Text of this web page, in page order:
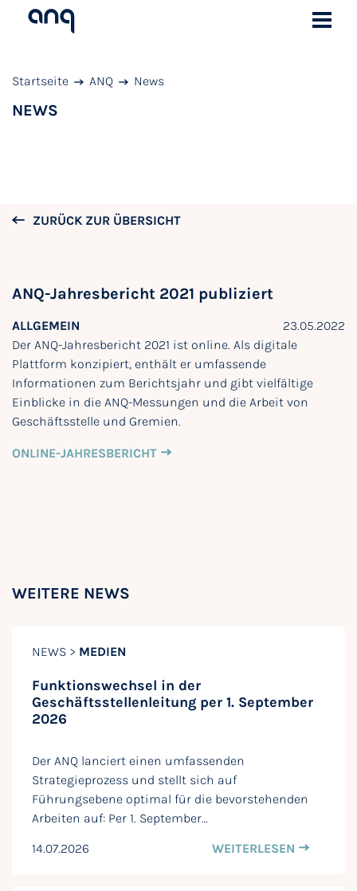
Startseite ANQ News
NEWS
ZURÜCK ZUR ÜBERSICHT
ANQ-Jahresbericht 2021 publiziert
ALLGEMEIN
23.05.2022
Der ANQ-Jahresbericht 2021 ist online. Als digitale
Plattform konzipiert, enthält er umfassende
Informationen zum Berichtsjahr und gibt vielfältige
Einblicke in die ANQ-Messungen und die Arbeit von
Geschäftsstelle und Gremien.
ONLINE-JAHRESBERICHT
WEITERE NEWS
NEWS > MEDIEN
Funktionswechsel in der
Geschäftsstellenleitung per 1. September
2026
Der ANQ lanciert einen umfassenden
Strategieprozess und stellt sich auf
Führungsebene optimal für die bevorstehenden
Arbeiten auf: Per 1. September…
14.07.2026
WEITERLESEN